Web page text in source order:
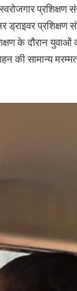
प्रशिक्षण
प्रशिक्षण
के दौरान युवाओं
सामान्य मरम्मत